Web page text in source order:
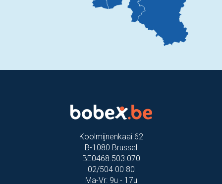
Koolmijnenkaai 62
B-1080 Brussel
BE0468.503.070
02/504 00 80
Ma-Vr: 9u - 17u